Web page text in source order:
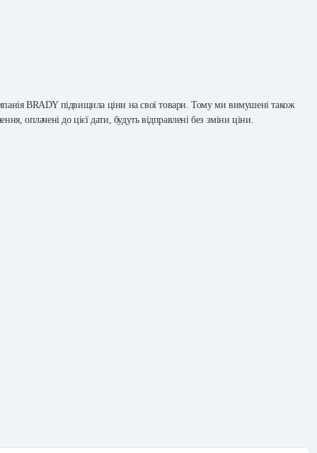
BRADY підвищила ціни на свої товари. Тому ми вимушені також
оплачені до цієї дати, будуть відправлені без зміни ціни.